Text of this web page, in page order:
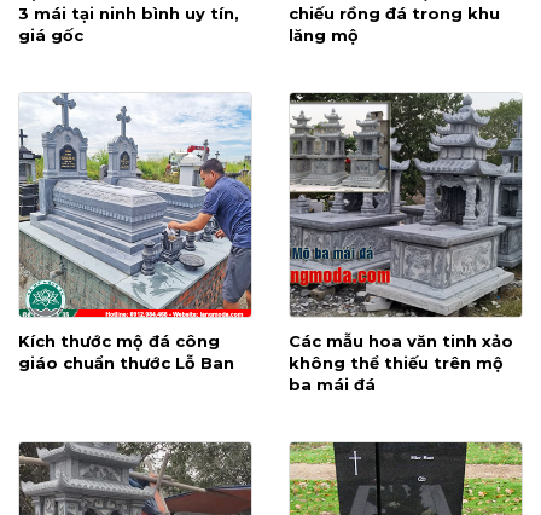
3 mái tại ninh bình uy tín,
giá gốc
chiếu rồng đá trong khu
lăng mộ
Kích thước mộ đá công
giáo chuẩn thước Lỗ Ban
Các mẫu hoa văn tinh xảo
không thể thiếu trên mộ
ba mái đá